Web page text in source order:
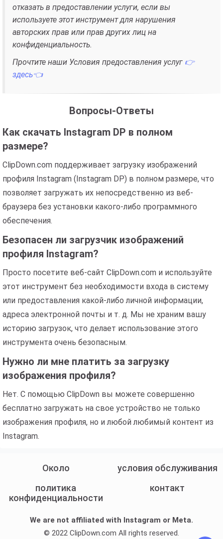
отказать в предоставлении услуги, если вы
используете этот инструмент для нарушения
авторских прав или прав других лиц на
конфиденциальность.
Прочтите наши Условия предоставления услуг 👉
здесь👈
Вопросы-Ответы
Как скачать Instagram DP в полном
размере?
ClipDown.com поддерживает загрузку изображений
профиля Instagram (Instagram DP) в полном размере, что
позволяет загружать их непосредственно из веб-
браузера без установки какого-либо программного
обеспечения.
Безопасен ли загрузчик изображений
профиля Instagram?
Просто посетите веб-сайт ClipDown.com и используйте
этот инструмент без необходимости входа в систему
или предоставления какой-либо личной информации,
адреса электронной почты и т. д. Мы не храним вашу
историю загрузок, что делает использование этого
инструмента очень безопасным.
Нужно ли мне платить за загрузку
изображения профиля?
Нет. С помощью ClipDown вы можете совершенно
бесплатно загружать на свое устройство не только
изображения профиля, но и любой любимый контент из
Instagram.
Около
условия обслуживания
политика
конфиденциальности
контакт
We are not affiliated with Instagram or Meta.
© 2022 ClipDown.com All rights reserved.